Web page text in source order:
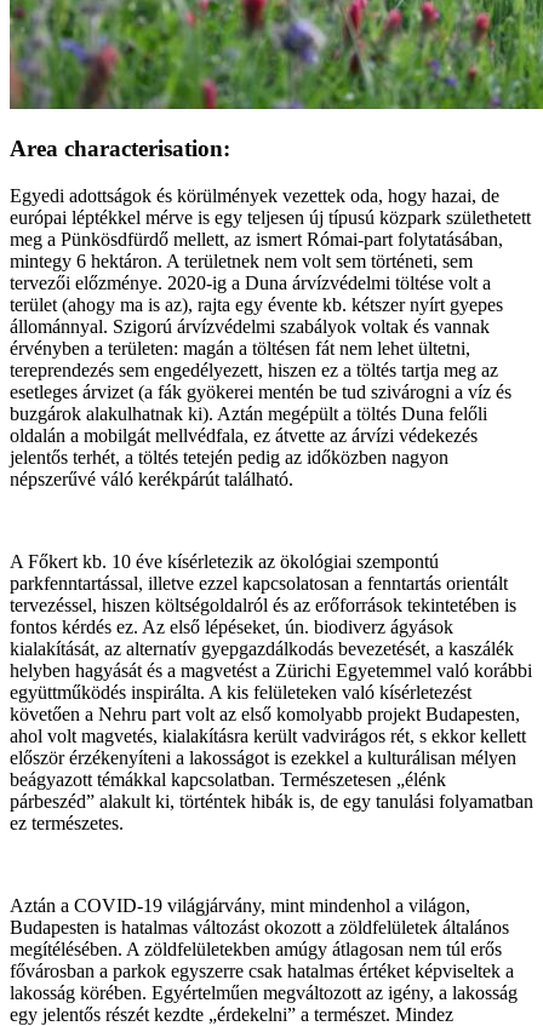
Area characterisation:
Egyedi adottságok és körülmények vezettek oda, hogy hazai, de
európai léptékkel mérve is egy teljesen új típusú közpark születhetett
meg a Pünkösdfürdő mellett, az ismert Római-part folytatásában,
mintegy 6 hektáron. A területnek nem volt sem történeti, sem
tervezői előzménye. 2020-ig a Duna árvízvédelmi töltése volt a
terület (ahogy ma is az), rajta egy évente kb. kétszer nyírt gyepes
állománnyal. Szigorú árvízvédelmi szabályok voltak és vannak
érvényben a területen: magán a töltésen fát nem lehet ültetni,
tereprendezés sem engedélyezett, hiszen ez a töltés tartja meg az
esetleges árvizet (a fák gyökerei mentén be tud szivárogni a víz és
buzgárok alakulhatnak ki). Aztán megépült a töltés Duna felőli
oldalán a mobilgát mellvédfala, ez átvette az árvízi védekezés
jelentős terhét, a töltés tetején pedig az időközben nagyon
népszerűvé váló kerékpárút található.
A Főkert kb. 10 éve kísérletezik az ökológiai szempontú
parkfenntartással, illetve ezzel kapcsolatosan a fenntartás orientált
tervezéssel, hiszen költségoldalról és az erőforrások tekintetében is
fontos kérdés ez. Az első lépéseket, ún. biodiverz ágyások
kialakítását, az alternatív gyepgazdálkodás bevezetését, a kaszálék
helyben hagyását és a magvetést a Zürichi Egyetemmel való korábbi
együttműködés inspirálta. A kis felületeken való kísérletezést
követően a Nehru part volt az első komolyabb projekt Budapesten,
ahol volt magvetés, kialakításra került vadvirágos rét, s ekkor kellett
először érzékenyíteni a lakosságot is ezekkel a kulturálisan mélyen
beágyazott témákkal kapcsolatban. Természetesen „élénk
párbeszéd” alakult ki, történtek hibák is, de egy tanulási folyamatban
ez természetes.
Aztán a COVID-19 világjárvány, mint mindenhol a világon,
Budapesten is hatalmas változást okozott a zöldfelületek általános
megítélésében. A zöldfelületekben amúgy átlagosan nem túl erős
fővárosban a parkok egyszerre csak hatalmas értéket képviseltek a
lakosság körében. Egyértelműen megváltozott az igény, a lakosság
egy jelentős részét kezdte „érdekelni” a természet. Mindez